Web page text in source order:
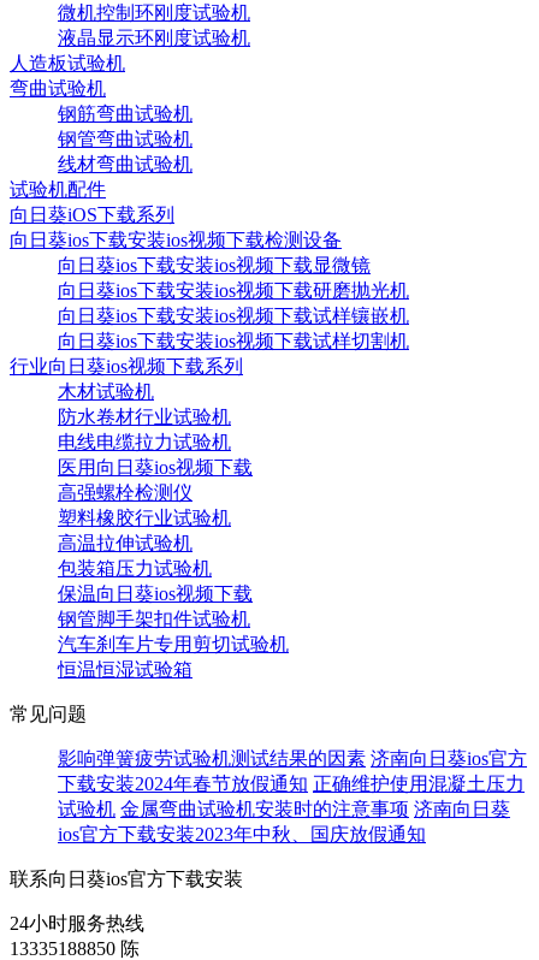
微机控制环刚度试验机
液晶显示环刚度试验机
人造板试验机
弯曲试验机
钢筋弯曲试验机
钢管弯曲试验机
线材弯曲试验机
试验机配件
向日葵iOS下载系列
向日葵ios下载安装ios视频下载检测设备
向日葵ios下载安装ios视频下载显微镜
向日葵ios下载安装ios视频下载研磨抛光机
向日葵ios下载安装ios视频下载试样镶嵌机
向日葵ios下载安装ios视频下载试样切割机
行业向日葵ios视频下载系列
木材试验机
防水卷材行业试验机
电线电缆拉力试验机
医用向日葵ios视频下载
高强螺栓检测仪
塑料橡胶行业试验机
高温拉伸试验机
包装箱压力试验机
保温向日葵ios视频下载
钢管脚手架扣件试验机
汽车刹车片专用剪切试验机
恒温恒湿试验箱
常见问题
影响弹簧疲劳试验机测试结果的因素 济南向日葵ios官方
下载安装2024年春节放假通知 正确维护使用混凝土压力
试验机 金属弯曲试验机安装时的注意事项 济南向日葵
ios官方下载安装2023年中秋、国庆放假通知
联系向日葵ios官方下载安装
24小时服务热线
13335188850 陈